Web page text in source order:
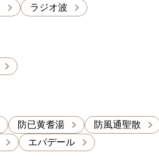
ラジオ波
防已黄耆湯 防風通聖散
エパデール